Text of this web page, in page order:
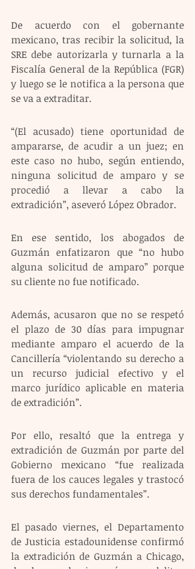
De acuerdo con el gobernante
mexicano, tras recibir la solicitud, la
SRE debe autorizarla y turnarla a la
Fiscalía General de la República (FGR)
y luego se le notifica a la persona que
se va a extraditar.
“(El acusado) tiene oportunidad de
ampararse, de acudir a un juez; en
este caso no hubo, según entiendo,
ninguna solicitud de amparo y se
procedió a llevar a cabo la
extradición”, aseveró López Obrador.
En ese sentido, los abogados de
Guzmán enfatizaron que “no hubo
alguna solicitud de amparo” porque
su cliente no fue notificado.
Además, acusaron que no se respetó
el plazo de 30 días para impugnar
mediante amparo el acuerdo de la
Cancillería “violentando su derecho a
un recurso judicial efectivo y el
marco jurídico aplicable en materia
de extradición”.
Por ello, resaltó que la entrega y
extradición de Guzmán por parte del
Gobierno mexicano “fue realizada
fuera de los cauces legales y trastocó
sus derechos fundamentales”.
El pasado viernes, el Departamento
de Justicia estadounidense confirmó
la extradición de Guzmán a Chicago,